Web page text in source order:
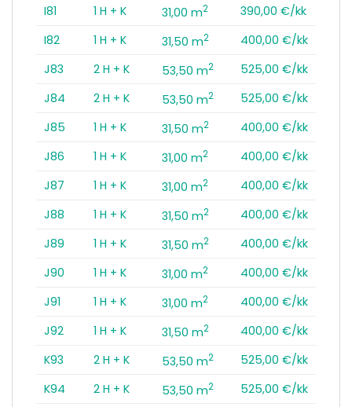
I81
1 H + K 31,00 m2
390,00 €/kk
I82
1 H + K 31,50 m2
400,00 €/kk
J83
2 H + K 53,50 m2
525,00 €/kk
J84
2 H + K 53,50 m2
525,00 €/kk
J85
1 H + K 31,50 m2
400,00 €/kk
J86
1 H + K 31,00 m2
400,00 €/kk
J87
1 H + K 31,00 m2
400,00 €/kk
J88
1 H + K 31,50 m2
400,00 €/kk
J89
1 H + K 31,50 m2
400,00 €/kk
J90
1 H + K 31,00 m2
400,00 €/kk
J91
1 H + K 31,00 m2
400,00 €/kk
J92
1 H + K 31,50 m2
400,00 €/kk
K93
2 H + K 53,50 m2
525,00 €/kk
K94
2 H + K 53,50 m2
525,00 €/kk